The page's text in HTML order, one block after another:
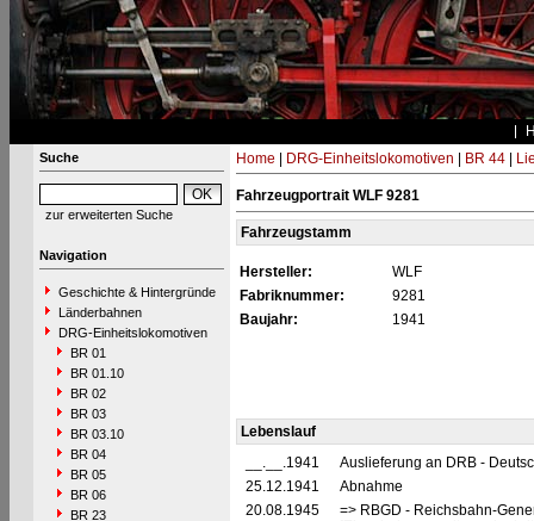
Suche
zur erweiterten Suche
Navigation
Geschichte & Hintergründe
Länderbahnen
DRG-Einheitslokomotiven
BR 01
BR 01.10
BR 02
BR 03
BR 03.10
BR 04
BR 05
BR 06
BR 23
Home DRG-Einheitslokomotiven BR 44|
Fahrzeugportrait WLF 9281
Fahrzeugstamm
Hersteller:
WLF
Fabriknummer:
9281
Baujahr:
1941
Lebenslauf
__.__.1941
Auslieferung an DRB -
25.12.1941
Abnahme
20.08.1945
=> RBGD - Reichsbahn-